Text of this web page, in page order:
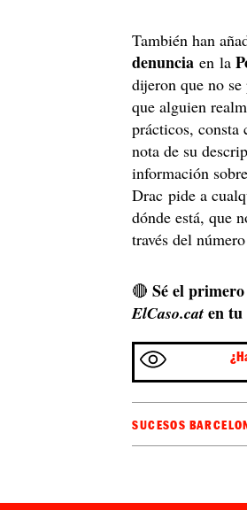
También han
denuncia en la
dijeron que no
que alguien
prácticos,
nota de su
información
Drac pide a
dónde está, que
través del
🔴Sé el
ElCaso.cat en
SUCESOS